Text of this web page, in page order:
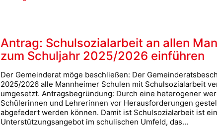
Antrag: Schulsozialarbeit an allen
zum Schuljahr 2025/2026 einführen
Der Gemeinderat möge beschließen: Der
2025/2026 alle Mannheimer Schulen mit Schulsozialarbeit
umgesetzt. Antragsbegründung: Durch eine heterogener
Schülerinnen und Lehrerinnen vor Herausforderungen
abgefedert werden können. Damit ist Schulsozialarbeit ist
Unterstützungsangebot im schulischen Umfeld, das…